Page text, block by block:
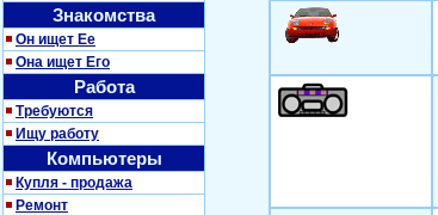
Знакомства
Он ищет Ее
Она ищет Его
Работа
Требуются
Ищу работу
Компьютеры
Купля - продажа
Ремонт